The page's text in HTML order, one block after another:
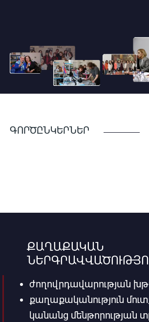
ԳՈՐԾԸՆԿԵՐՆԵՐ
ՔԱՂԱՔԱԿԱՆ
ժողովրդավարության
քաղաքականություն
կանանց մենթորության